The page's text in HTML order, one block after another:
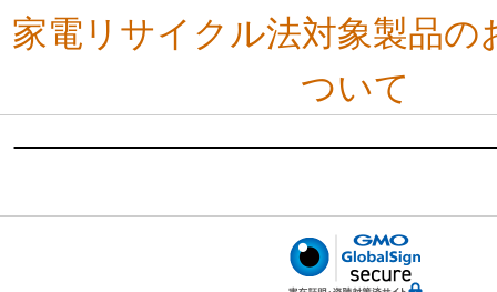
家電リサイクル法対象製品の
ついて